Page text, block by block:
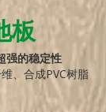
板
强的稳定性
、合成PVC树脂